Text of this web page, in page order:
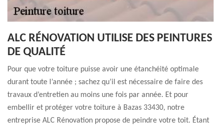
ALC RÉNOVATION UTILISE DES PEINTURES
DE QUALITÉ
Pour que votre toiture puisse avoir une étanchéité optimale
durant toute l’année ; sachez qu’il est nécessaire de faire des
travaux d’entretien au moins une fois par année. Et pour
embellir et protéger votre toiture à Bazas 33430, notre
entreprise ALC Rénovation propose de peindre votre toit. Étant